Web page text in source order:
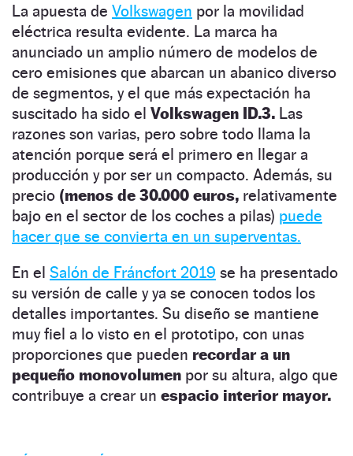
La apuesta de Volkswagen por la movilidad
eléctrica resulta evidente. La marca ha
anunciado un amplio número de modelos de
cero emisiones que abarcan un abanico diverso
de segmentos, y el que más expectación ha
suscitado ha sido el Volkswagen ID.3. Las
razones son varias, pero sobre todo llama la
atención porque será el primero en llegar a
producción y por ser un compacto. Además, su
precio (menos de 30.000 euros, relativamente
bajo en el sector de los coches a pilas) puede
hacer que se convierta en un superventas.
En el Salón de Fráncfort 2019 se ha presentado
su versión de calle y ya se conocen todos los
detalles importantes. Su diseño se mantiene
muy fiel a lo visto en el prototipo, con unas
proporciones que pueden recordar a un
pequeño monovolumen por su altura, algo que
contribuye a crear un espacio interior mayor.